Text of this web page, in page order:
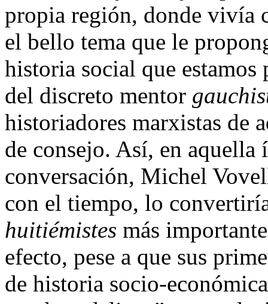
propia región, donde vivía
el bello tema que le
historia social que
del discreto mentor
historiadores marxistas de
de consejo. Así, en aquella
conversación, Michel
con el tiempo, lo
huitiémistes más
efecto, pese a que sus
de historia socio-